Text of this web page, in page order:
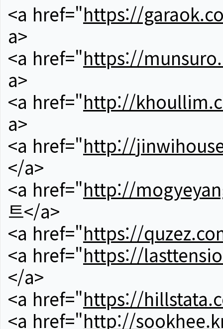
<a href="https://
a>
<a href="https://
a>
<a href="http://
a>
<a href="http://
</a>
<a href="http://
트</a>
<a href="https://
<a href="https://
</a>
<a href="https://
<a href="http://